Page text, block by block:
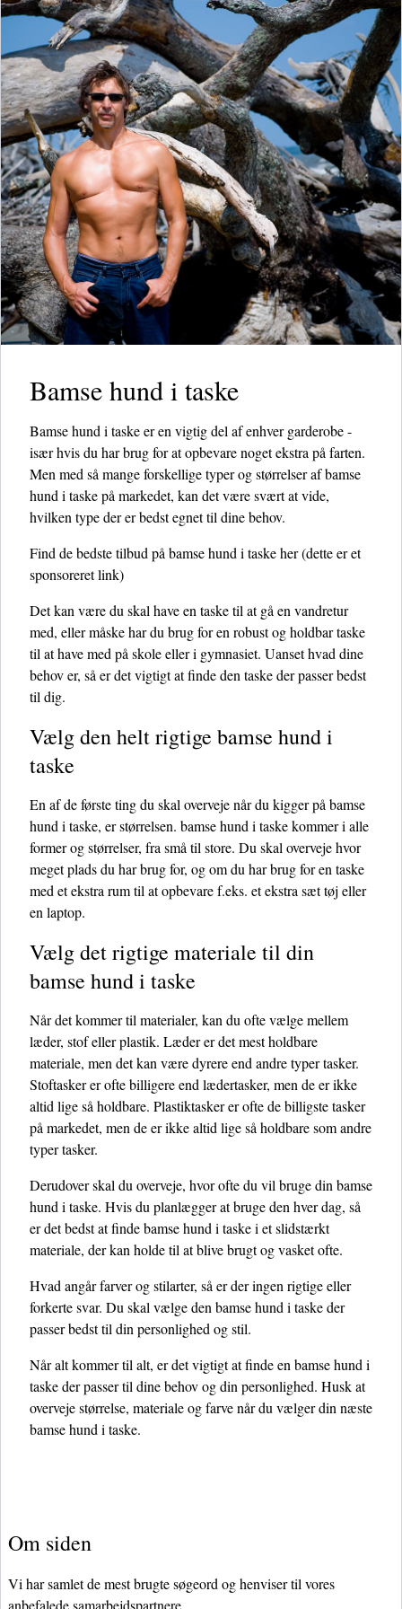
Bamse hund i taske
Bamse hund i taske er en vigtig del af enhver garderobe -
især hvis du har brug for at opbevare noget ekstra på farten.
Men med så mange forskellige typer og størrelser af bamse
hund i taske på markedet, kan det være svært at vide,
hvilken type der er bedst egnet til dine behov.
Find de bedste tilbud på bamse hund i taske her(dette er et
sponsoreret link)
Det kan være du skal have en taske til at gå en vandretur
med, eller måske har du brug for en robust og holdbar taske
til at have med på skole eller i gymnasiet. Uanset hvad dine
behov er, så er det vigtigt at finde den taske der passer bedst
til dig.
Vælg den helt rigtige bamse hund i
taske
En af de første ting du skal overveje når du kigger på bamse
hund i taske, er størrelsen. bamse hund i taske kommer i alle
former og størrelser, fra små til store. Du skal overveje hvor
meget plads du har brug for, og om du har brug for en taske
med et ekstra rum til at opbevare f.eks. et ekstra sæt tøj eller
en laptop.
Vælg det rigtige materiale til din
bamse hund i taske
Når det kommer til materialer, kan du ofte vælge mellem
læder, stof eller plastik. Læder er det mest holdbare
materiale, men det kan være dyrere end andre typer tasker.
Stoftasker er ofte billigere end lædertasker, men de er ikke
altid lige så holdbare. Plastiktasker er ofte de billigste tasker
på markedet, men de er ikke altid lige så holdbare som andre
typer tasker.
Derudover skal du overveje, hvor ofte du vil bruge din bamse
hund i taske. Hvis du planlægger at bruge den hver dag, så
er det bedst at finde bamse hund i taske i et slidstærkt
materiale, der kan holde til at blive brugt og vasket ofte.
Hvad angår farver og stilarter, så er der ingen rigtige eller
forkerte svar. Du skal vælge den bamse hund i taske der
passer bedst til din personlighed og stil.
Når alt kommer til alt, er det vigtigt at finde en bamse hund i
taske der passer til dine behov og din personlighed. Husk at
overveje størrelse, materiale og farve når du vælger din næste
bamse hund i taske.
Om siden
Vi har samlet de mest brugte søgeord og henviser til vores
anbefalede samarbejdspartnere.